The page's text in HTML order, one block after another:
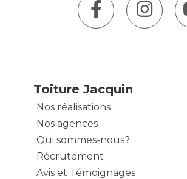
Toiture Jacquin
Nos réalisations
Nos agences
Qui sommes-nous?
Récrutement
Avis et Témoignages